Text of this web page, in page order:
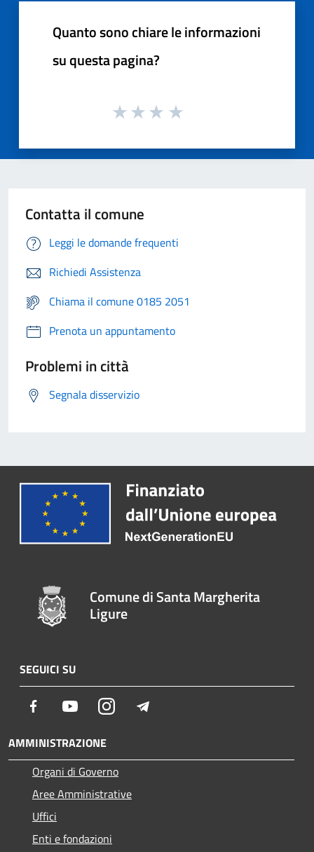
Quanto sono chiare le informazioni
su questa pagina?
Contatta il comune
Leggi le domande frequenti
Richiedi Assistenza
Chiama il comune 0185 2051
Prenota un appuntamento
Problemi in città
Segnala disservizio
Comune di Santa Margherita
Ligure
SEGUICI SU
Facebook YoutubeInstagram
AMMINISTRAZIONE
Organi di Governo
Aree Amministrative
Uffici
Enti e fondazioni